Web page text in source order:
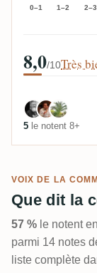
0–1 1–2 2–3
8,0/10Très
5 le notent 8+
VOIX DE LA
Que dit la
57 % le notent
parmi 14 notes
liste complète